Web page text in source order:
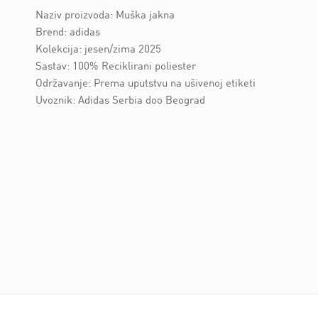
Naziv proizvoda: Muška jakna
Brend: adidas
Kolekcija: jesen/zima 2025
Sastav: 100% Reciklirani poliester
Održavanje: Prema uputstvu na ušivenoj etiketi
Uvoznik: Adidas Serbia doo Beograd